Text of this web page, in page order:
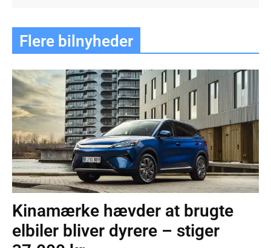
Flere bilnyheder
Kinamærke hævder at brugte
elbiler bliver dyrere – stiger